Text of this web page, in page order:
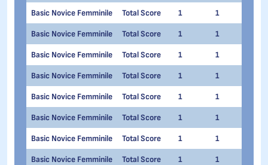
Basic Novice Femminile Total Score 1 1
Basic Novice Femminile Total Score 1 1
Basic Novice Femminile Total Score 1 1
Basic Novice Femminile Total Score 1 1
Basic Novice Femminile Total Score 1 1
Basic Novice Femminile Total Score 1 1
Basic Novice Femminile Total Score 1 1
Basic Novice Femminile Total Score 1 1